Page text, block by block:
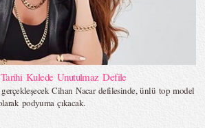
Kulede Unutulmaz Defile
gerçekleşecek Cihan Nacar defilesinde, ünlü top model
podyuma çıkacak.